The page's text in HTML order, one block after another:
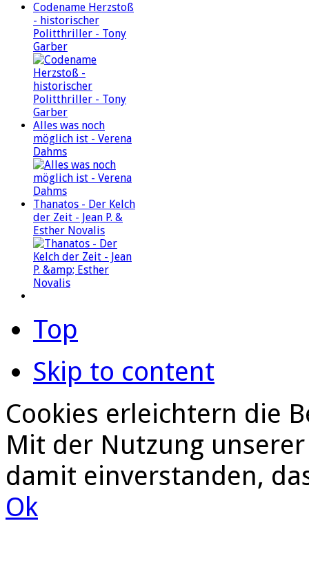
Codename Herzstoß
- historischer
Politthriller - Tony
Garber
Alles was noch
möglich ist - Verena
Dahms
Thanatos - Der Kelch
der Zeit - Jean P. &
Esther Novalis
Top
Skip to content
Cookies erleichtern die
Mit der Nutzung
damit einverstanden,
Ok